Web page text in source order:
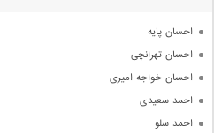
احسان پایه
احسان تهرانچی
احسان خواجه امیری
احمد سعیدی
احمد سلو